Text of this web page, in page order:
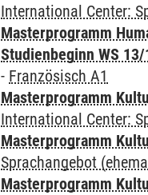
International Center:
Masterprogramm
Studienbeginn WS 13/
- Französisch A1
Masterprogramm
International Center:
Masterprogramm
Sprachangebot
Masterprogramm